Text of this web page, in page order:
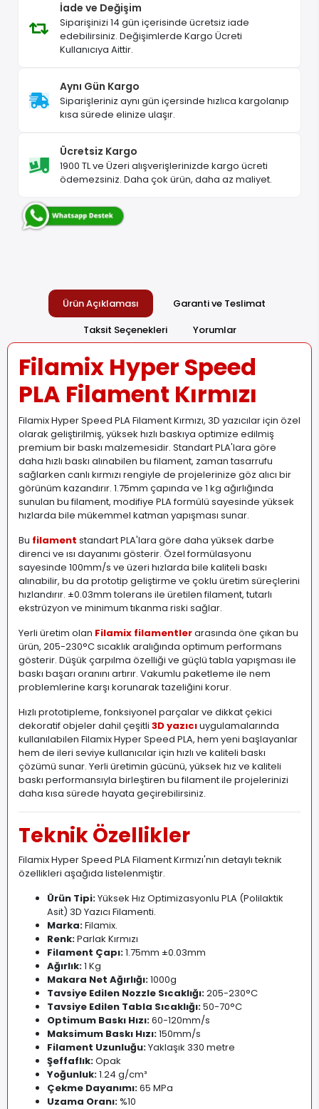
İade ve Değişim
Siparişinizi 14 gün içerisinde ücretsiz iade
edebilirsiniz. Değişimlerde Kargo Ücreti
Kullanıcıya Aittir.
Aynı Gün Kargo
Siparişleriniz aynı gün içersinde hızlıca kargolanıp
kısa sürede elinize ulaşır.
Ücretsiz Kargo
1900 TL ve Üzeri alışverişlerinizde kargo ücreti
ödemezsiniz. Daha çok ürün, daha az maliyet.
Ürün Açıklaması
Garanti ve Teslimat
Taksit Seçenekleri
Yorumlar
Filamix Hyper Speed
PLA Filament Kırmızı
Filamix Hyper Speed PLA Filament Kırmızı, 3D yazıcılar için özel
olarak geliştirilmiş, yüksek hızlı baskıya optimize edilmiş
premium bir baskı malzemesidir. Standart PLA'lara göre
daha hızlı baskı alınabilen bu filament, zaman tasarrufu
sağlarken canlı kırmızı rengiyle de projelerinize göz alıcı bir
görünüm kazandırır. 1.75mm çapında ve 1 kg ağırlığında
sunulan bu filament, modifiye PLA formülü sayesinde yüksek
hızlarda bile mükemmel katman yapışması sunar.
Bu filament standart PLA'lara göre daha yüksek darbe
direnci ve ısı dayanımı gösterir. Özel formülasyonu
sayesinde 100mm/s ve üzeri hızlarda bile kaliteli baskı
alınabilir, bu da prototip geliştirme ve çoklu üretim süreçlerini
hızlandırır. ±0.03mm tolerans ile üretilen filament, tutarlı
ekstrüzyon ve minimum tıkanma riski sağlar.
Yerli üretim olan Filamix filamentlerarasında öne çıkan bu
ürün, 205-230°C sıcaklık aralığında optimum performans
gösterir. Düşük çarpılma özelliği ve güçlü tabla yapışması ile
baskı başarı oranını artırır. Vakumlu paketleme ile nem
problemlerine karşı korunarak tazeliğini korur.
Hızlı prototipleme, fonksiyonel parçalar ve dikkat çekici
dekoratif objeler dahil çeşitli 3D yazıcıuygulamalarında
kullanılabilen Filamix Hyper Speed PLA, hem yeni başlayanlar
hem de ileri seviye kullanıcılar için hızlı ve kaliteli baskı
çözümü sunar. Yerli üretimin gücünü, yüksek hız ve kaliteli
baskı performansıyla birleştiren bu filament ile projelerinizi
daha kısa sürede hayata geçirebilirsiniz.
Teknik Özellikler
Filamix Hyper Speed PLA Filament Kırmızı'nın detaylı teknik
özellikleri aşağıda listelenmiştir.
Ürün Tipi:Yüksek Hız Optimizasyonlu PLA (Polilaktik
Asit) 3D Yazıcı Filamenti.
Marka:Filamix.
Renk:Parlak Kırmızı
Filament Çapı:1.75mm ±0.03mm
Ağırlık:1 Kg
Makara Net Ağırlığı:1000g
Tavsiye Edilen Nozzle Sıcaklığı:205-230°C
Tavsiye Edilen Tabla Sıcaklığı:50-70°C
Optimum Baskı Hızı:60-120mm/s
Maksimum Baskı Hızı:150mm/s
Filament Uzunluğu:Yaklaşık 330 metre
Şeffaflık:Opak
Yoğunluk:1.24 g/cm³
Çekme Dayanımı:65 MPa
Uzama Oranı: %10